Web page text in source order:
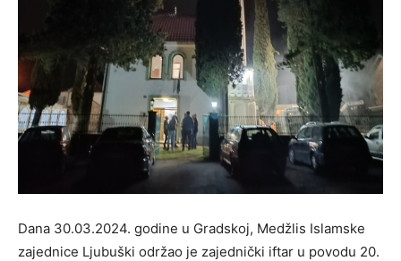
Dana 30.03.2024. godine u Gradskoj, Medžlis Islamske
zajednice Ljubuški održao je zajednički iftar u povodu 20.